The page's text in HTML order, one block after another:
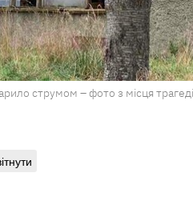
струмом – фото з місця